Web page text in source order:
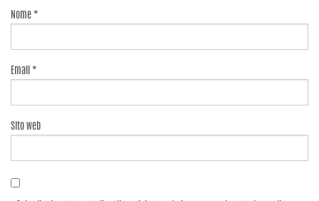
Nome *
Email *
Sito web